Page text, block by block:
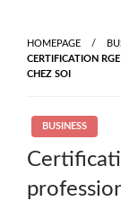
content
HOMEPAGE
CERTIFICATION
CHEZ SOI
BUSINESS